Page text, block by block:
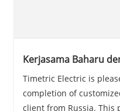
Kerjasama Baharu
Timetric Electric is
completion of
client from Russia. This